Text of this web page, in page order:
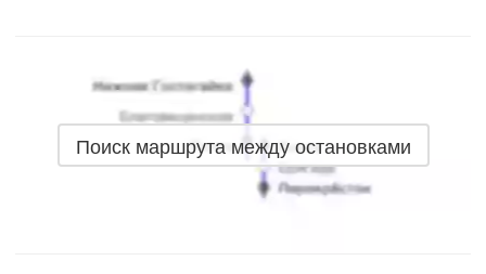
Поиск маршрута между остановками